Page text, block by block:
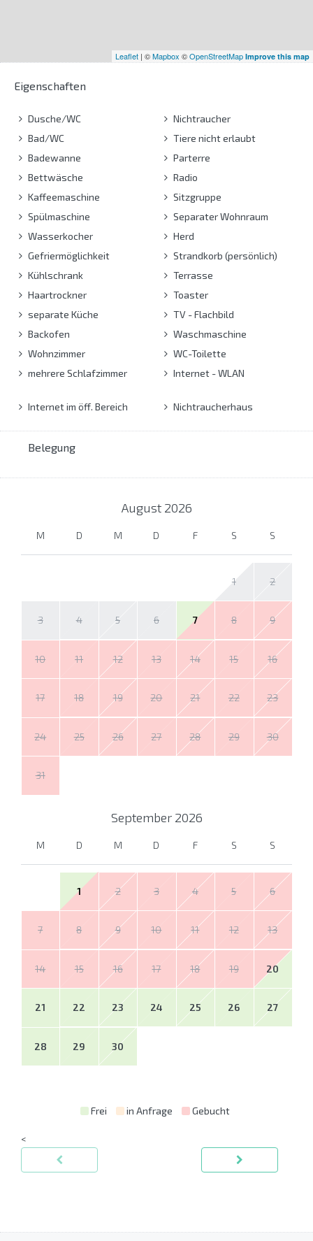
Leaflet | ©Mapbox ©OpenStreetMap Improve this map
Eigenschaften
Dusche/WC
Bad/WC
Badewanne
Bettwäsche
Kaffeemaschine
Spülmaschine
Wasserkocher
Gefriermöglichkeit
Kühlschrank
Haartrockner
separate Küche
Backofen
Wohnzimmer
mehrere Schlafzimmer
Nichtraucher
Tiere nicht erlaubt
Parterre
Radio
Sitzgruppe
Separater Wohnraum
Herd
Strandkorb (persönlich)
Terrasse
Toaster
TV - Flachbild
Waschmaschine
WC-Toilette
Internet - WLAN
Internet im öff. Bereich Nichtraucherhaus
Belegung
August 2026
M D M D F S S
1 2
3 4 5 6 7 8 9
10 11 12 13 14 15 16
17 18 19 20 21 22 23
24 25 26 27 28 29 30
31
September 2026
M D M D F S S
1 2 3 4 5 6
7 8 9 10 11 12 13
14 15 16 17 18 19 20
21 22 23 24 25 26 27
28 29 30
Frei in Anfrage Gebucht
<